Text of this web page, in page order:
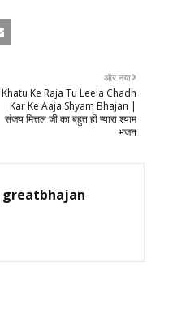
और नया
Khatu Ke Raja Tu Leela Chadh
Kar Ke Aaja Shyam Bhajan |
संजय मित्तल जी का बहुत ही प्यारा श्याम
भजन
greatbhajan